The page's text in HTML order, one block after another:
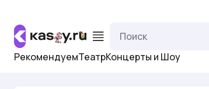
РекомендуемТеатрКонцерты и Шоу